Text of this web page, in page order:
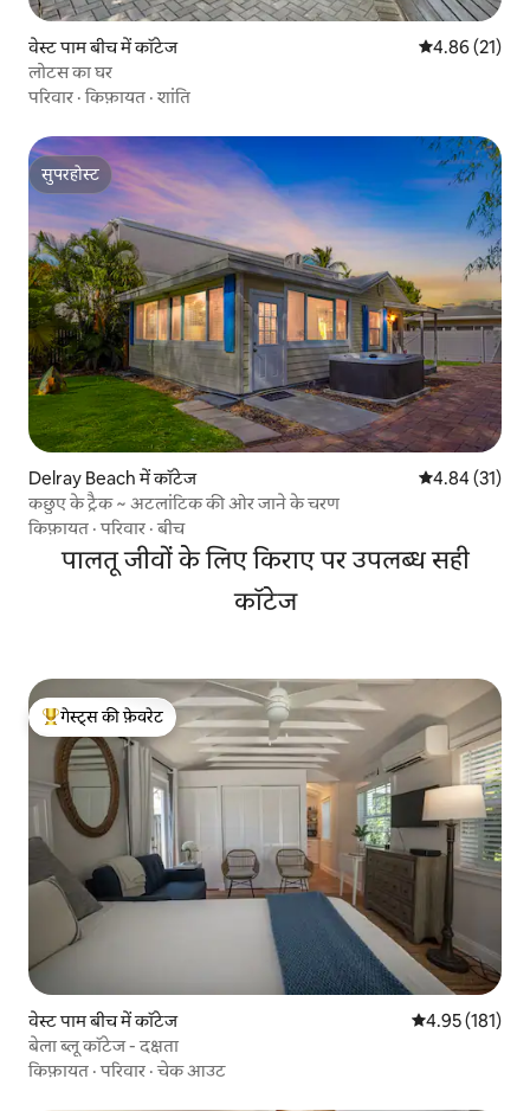
वेस्ट पाम बीच में कॉटेज औसत रेटिंग 5 में
4.86 (21)
लोटस का घर
परिवार ·किफ़ायत ·शांति
सुपरहोस्ट
सुपरहोस्ट
Delray Beach में कॉटेज औसत रेटिंग 5 में
4.84 (31)
कछुए के ट्रैक ~ अटलांटिक की ओर जाने के चरण
किफ़ायत ·परिवार ·बीच
पालतू जीवों के लिए किराए पर उपलब्ध सही
कॉटेज
गेस्ट्स का टॉप फ़ेवरेट
गेस्ट्स की फ़ेवरेट
वेस्ट पाम बीच में कॉटेज औसत रेटिंग 5 में से
4.95 (181)
बेला ब्लू कॉटेज - दक्षता
किफ़ायत ·परिवार ·चेक आउट